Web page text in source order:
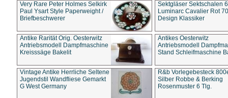
Very Rare Peter Holmes Selkirk
Paul Ysart Style Paperweight /
Briefbeschwerer
Sektgläser Sektschalen
Luminarc Cavalier Rot
Design Klassiker
Antike Rarität Orig. Oesterwitz
Antriebsmodell Dampfmaschine
Kreisssäge Bakelit
Antikes Oesterwitz
Antriebsmodell
Stand Schleifmaschine
Vintage Antike Herrliche Seltene
Jugendstil Wandfliese Gemarkt
G West Germany
R&b Vorlegebesteck
Silber Robbe & Berking
Rosenmuster 6 Tlg.